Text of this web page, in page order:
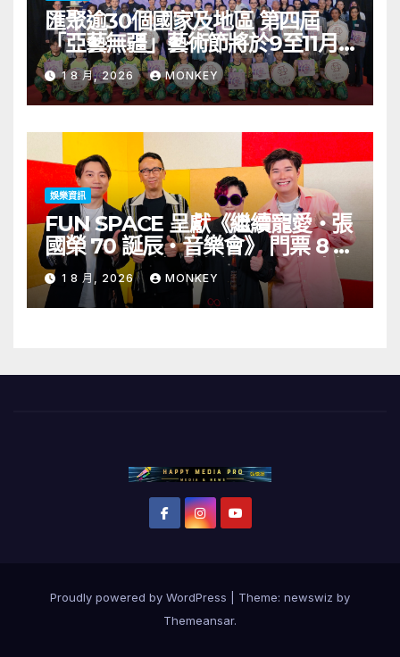
匯聚逾30個國家及地區 第四屆
「亞藝無疆」藝術節將於9至11月
舉行 開幕節目《三角演義》音樂會
演出陣容包括王雙駿夥拍恭碩良 聯
同來自蒙古的Uuhai、韓國的
KARDI和泰國的KIKI震懾舞台
1 8 月, 2026 MONKEY
娛樂資訊
FUN SPACE 呈獻《繼續寵愛・張
國榮 70 誕辰・音樂會》 門票 8 月
1 日至 10 日於「健康．旦」優先訂
購
1 8 月, 2026 MONKEY
Proudly powered by WordPress
Theme: newswiz by
Themeansar.